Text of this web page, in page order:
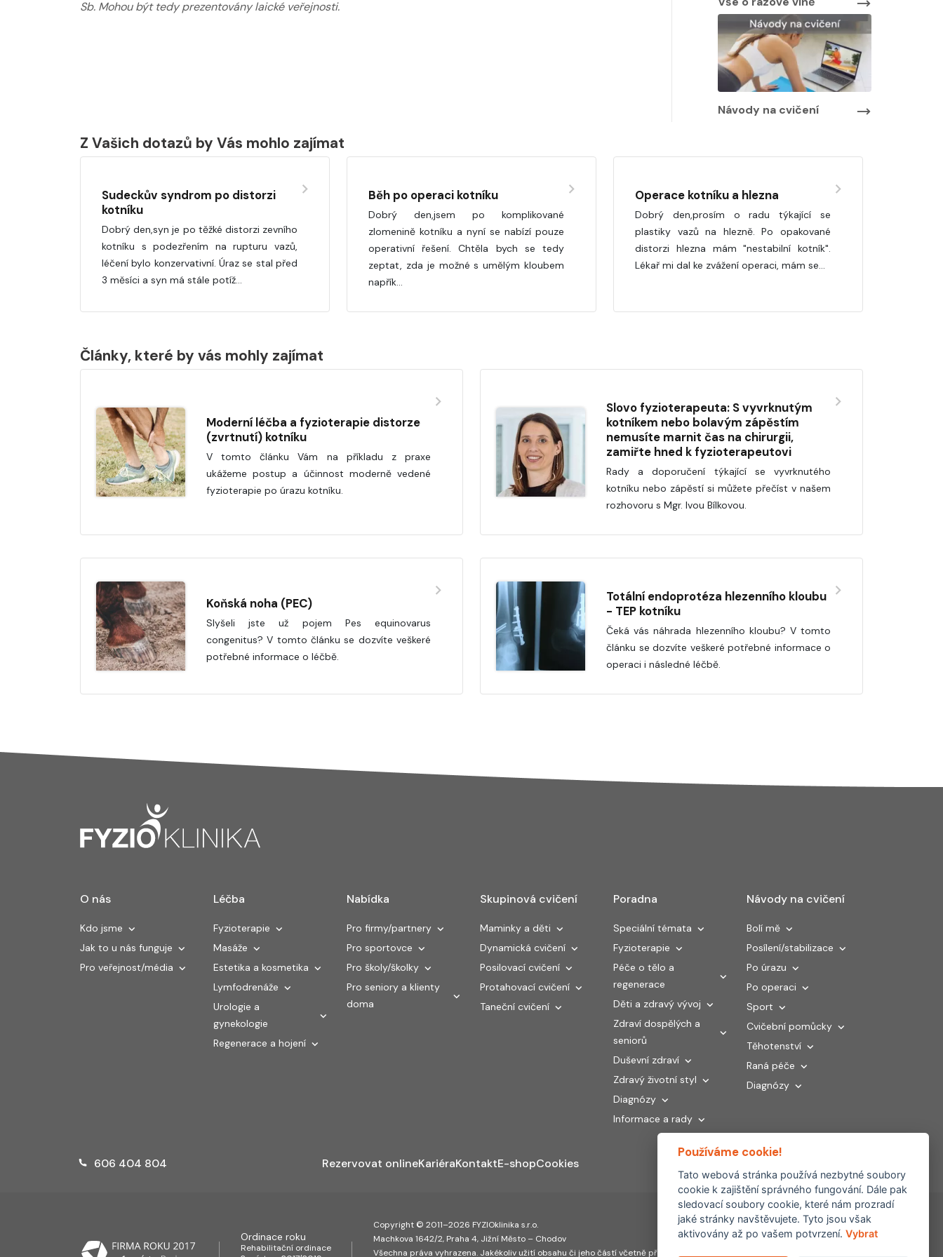
Sb. Mohou být tedy prezentovány laické veřejnosti.
Návody na cvičení
Z Vašich dotazů by Vás mohlo zajímat
Sudeckův syndrom po distorzi
kotníku
Dobrý den,syn je po těžké distorzi zevního
kotníku s podezřením na rupturu vazů,
léčení bylo konzervativní. Úraz se stal před
3 měsíci a syn má stále potíž…
Běh po operaci kotníku
Dobrý den,jsem po komplikované
zlomenině kotníku a nyní se nabízí pouze
operativní řešení. Chtěla bych se tedy
zeptat, zda je možné s umělým kloubem
napřík…
Operace kotníku a hlezna
Dobrý den,prosím o radu týkající se
plastiky vazů na hlezně. Po opakované
distorzi hlezna mám "nestabilní kotník".
Lékař mi dal ke zvážení operaci, mám se…
Články, které by vás mohly zajímat
Moderní léčba a fyzioterapie distorze
(zvrtnutí) kotníku
V tomto článku Vám na příkladu z praxe
ukážeme postup a účinnost moderně vedené
fyzioterapie po úrazu kotníku.
Slovo fyzioterapeuta: S vyvrknutým
kotníkem nebo bolavým zápěstím
nemusíte marnit čas na chirurgii,
zamiřte hned k fyzioterapeutovi
Rady a doporučení týkající se vyvrknutého
kotníku nebo zápěstí si můžete přečíst v našem
rozhovoru s Mgr. Ivou Bílkovou.
Koňská noha (PEC)
Slyšeli jste už pojem Pes equinovarus
congenitus? V tomto článku se dozvíte veškeré
potřebné informace o léčbě.
Totální endoprotéza hlezenního kloubu
- TEP kotníku
Čeká vás náhrada hlezenního kloubu? V tomto
článku se dozvíte veškeré potřebné informace o
operaci i následné léčbě.
O nás
Kdo jsme
Jak to u nás funguje
Pro veřejnost/média
Léčba
Fyzioterapie
Masáže
Estetika a kosmetika
Lymfodrenáže
Urologie a
gynekologie
Regenerace a hojení
Nabídka
Pro firmy/partnery
Pro sportovce
Pro školy/školky
Pro seniory a klienty
doma
Skupinová cvičení
Maminky a děti
Dynamická cvičení
Posilovací cvičení
Protahovací cvičení
Taneční cvičení
Poradna
Speciální témata
Fyzioterapie
Péče o tělo a
regenerace
Děti a zdravý vývoj
Zdraví dospělých a
seniorů
Duševní zdraví
Zdravý životní styl
Diagnózy
Informace a rady
Návody na cvičení
Bolí mě
Posílení/stabilizace
Po úrazu
Po operaci
Sport
Cvičební pomůcky
Těhotenství
Raná péče
Diagnózy
606 404 804 Rezervovat onlineKariéraKontaktE-shopCookies
Ordinace roku
Rehabilitační ordinace
Copyright © 2011–2026 FYZIOklinika s.r.o.
Machkova 1642/2, Praha 4, Jižní Město – Chodov
Všechna práva vyhrazena. Jakékoliv užití obsahu či jeho částí včetně převzetí, šíření či
Partnerské
weby:
Používáme cookie!
Tato webová stránka používá nezbytné soubory
cookie k zajištění správného fungování. Dále pak
sledovací soubory cookie, které nám prozradí
jaké stránky navštěvujete. Tyto jsou však
aktivovány až po vašem potvrzení. Vybrat